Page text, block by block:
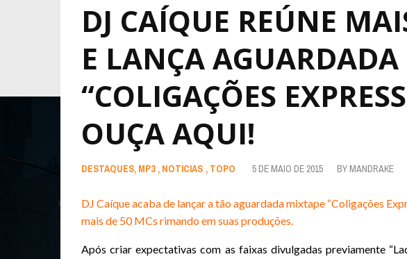
DJ CAÍQUE REÚNE
E LANÇA
“COLIGAÇÕES
OUÇA AQUI!
DESTAQUES, MP3 , NOTICIAS , TOPO 5 DE MAIO DE 2015 BY MANDRAKE
DJ Caíque acaba de lançar a tão aguardada mixtape “Coligações
mais de 50 MCs rimando em suas produções.
Após criar expectativas com as faixas divulgadas previamente “